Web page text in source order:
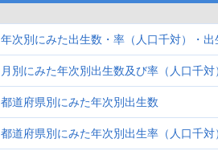
年次別にみた出生数・率（人口千対）・
月別にみた年次別出生数及び率（人口千対
都道府県別にみた年次別出生数
都道府県別にみた年次別出生率（人口千対